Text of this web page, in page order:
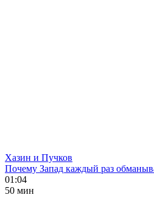
Хазин и Пучков
Почему Запад каждый раз
01:04
50 мин